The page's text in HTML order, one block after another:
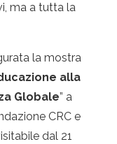
ma a tutta la
la mostra
alla
Globale” a
CRC e
dal 21